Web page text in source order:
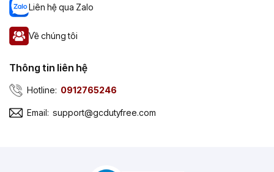
Liên hệ qua Zalo
Về chúng tôi
Thông tin liên hệ
Hotline: 0912765246
Email: support@gcdutyfree.com